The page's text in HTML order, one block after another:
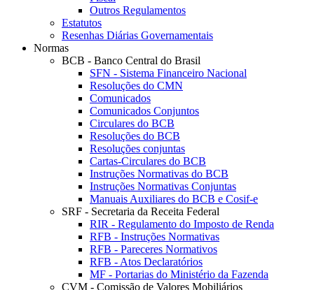
Outros Regulamentos
Estatutos
Resenhas Diárias Governamentais
Normas
BCB - Banco Central do Brasil
SFN - Sistema Financeiro Nacional
Resoluções do CMN
Comunicados
Comunicados Conjuntos
Circulares do BCB
Resoluções do BCB
Resoluções conjuntas
Cartas-Circulares do BCB
Instruções Normativas do BCB
Instruções Normativas Conjuntas
Manuais Auxiliares do BCB e Cosif-e
SRF - Secretaria da Receita Federal
RIR - Regulamento do Imposto de Renda
RFB - Instruções Normativas
RFB - Pareceres Normativos
RFB - Atos Declaratórios
MF - Portarias do Ministério da Fazenda
CVM - Comissão de Valores Mobiliários